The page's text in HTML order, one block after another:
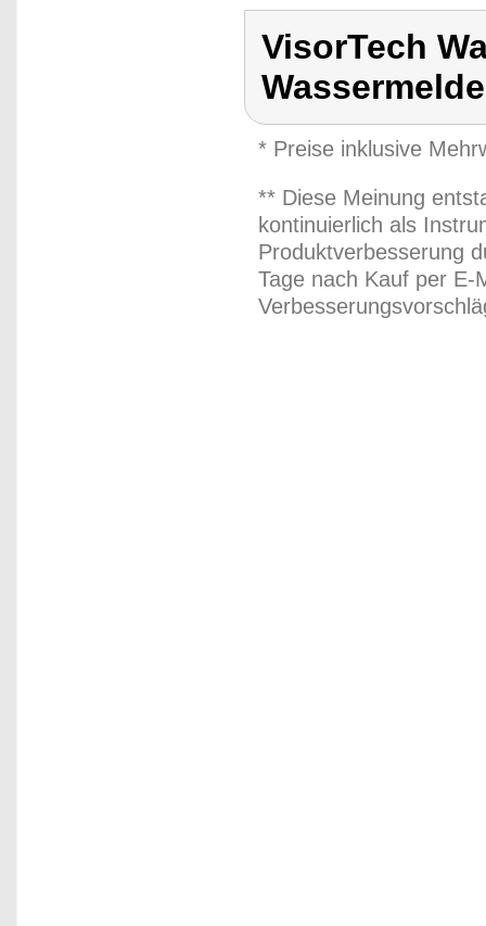
VisorTech
* Preise inklusive
** Diese Meinung
kontinuierlich als
Produktverbesserung
Tage nach Kauf per E-